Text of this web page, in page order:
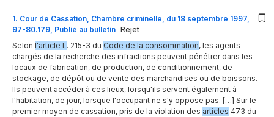
1. Cour de Cassation, Chambre criminelle, du 18 septembre 1997,
97-80.179, Publié au bulletin Rejet
Selon l'article L. 215-3 du Code de la consommation, les agents
chargés de la recherche des infractions peuvent pénétrer dans les
locaux de fabrication, de production, de conditionnement, de
stockage, de dépôt ou de vente des marchandises ou de boissons.
Ils peuvent accéder à ces lieux, lorsqu'ils servent également à
l'habitation, de jour, lorsque l'occupant ne s'y oppose pas. […] Sur le
premier moyen de cassation, pris de la violation des articles 473 du